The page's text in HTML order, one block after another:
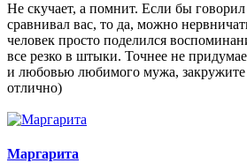
Не скучает, а помнит. Если бы
сравнивал вас, то да, можно
человек просто поделился
все резко в штыки. Точнее не
и любовью любимого мужа, закружите
отлично)
Маргарита